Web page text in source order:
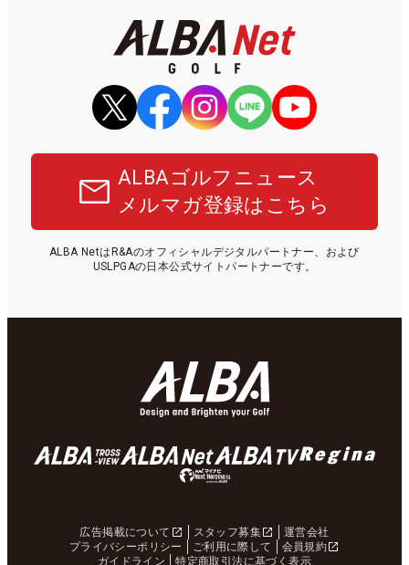
ALBAゴルフニュース
メルマガ登録はこちら
ALBA NetはR&Aのオフィシャルデジタルパートナー、および
USLPGAの日本公式サイトパートナーです。
広告掲載について スタッフ募集
運営会社
プライバシーポリシー
ご利用に際して
会員規約
ガイドライン
特定商取引法に基づく表示